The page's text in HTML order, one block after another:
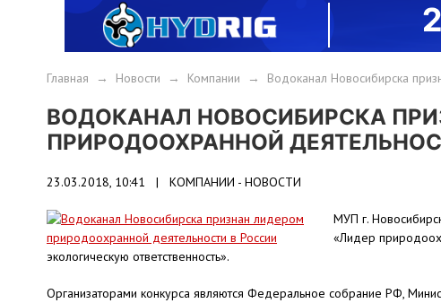
Главная → Новости → Компании → Водоканал Новосибирска
ВОДОКАНАЛ НОВОСИБИРСКА
ПРИРОДООХРАННОЙ
23.03.2018, 10:41 | КОМПАНИИ - НОВОСТИ
МУП г.
«Лидер
экологическую ответственность».
Организаторами конкурса являются Федеральное собрание РФ,